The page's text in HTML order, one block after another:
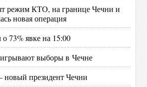
режим КТО, на границе Чечни и
новая операция
73% явке на 15:00
выборы в Чечне
президент Чечни